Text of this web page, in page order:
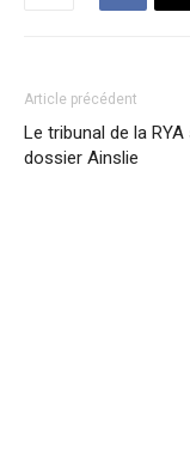
Article précédent
Le tribunal de la RYA
dossier Ainslie